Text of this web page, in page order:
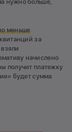
нужно больше,
меньше
за
начислено
получит платежку
будет сумма